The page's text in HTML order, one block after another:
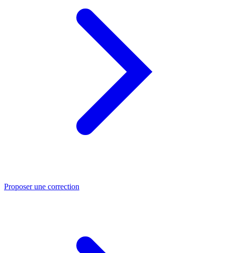
Proposer une correction